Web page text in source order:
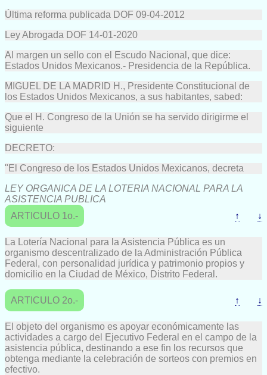
Última reforma publicada DOF 09-04-2012
Ley Abrogada DOF 14-01-2020
Al margen un sello con el Escudo Nacional, que dice:
Estados Unidos Mexicanos.- Presidencia de la República.
MIGUEL DE LA MADRID H., Presidente Constitucional de
los Estados Unidos Mexicanos, a sus habitantes, sabed:
Que el H. Congreso de la Unión se ha servido dirigirme el
siguiente
DECRETO:
"El Congreso de los Estados Unidos Mexicanos, decreta
LEY ORGANICA DE LA LOTERIA NACIONAL PARA LA
ASISTENCIA PUBLICA
ARTICULO 1o.-
↑ ↓
La Lotería Nacional para la Asistencia Pública es un
organismo descentralizado de la Administración Pública
Federal, con personalidad jurídica y patrimonio propios y
domicilio en la Ciudad de México, Distrito Federal.
ARTICULO 2o.- ↑ ↓
El objeto del organismo es apoyar económicamente las
actividades a cargo del Ejecutivo Federal en el campo de la
asistencia pública, destinando a ese fin los recursos que
obtenga mediante la celebración de sorteos con premios en
efectivo.